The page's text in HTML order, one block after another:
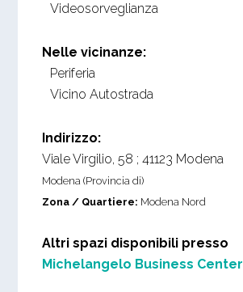
Videosorveglianza
Nelle vicinanze:
Periferia
Vicino Autostrada
Indirizzo:
Viale Virgilio, 58 ;41123 Modena
Modena (Provincia di)
Zona / Quartiere: Modena Nord
Altri spazi disponibili presso
Michelangelo Business Center